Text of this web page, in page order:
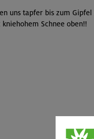
uns tapfer bis zum
Schnee oben!!